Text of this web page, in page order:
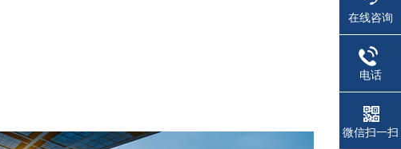
在线咨询
电话
微信扫一扫